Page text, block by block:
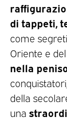
di tappeti,
come
Oriente e
nella
della
una